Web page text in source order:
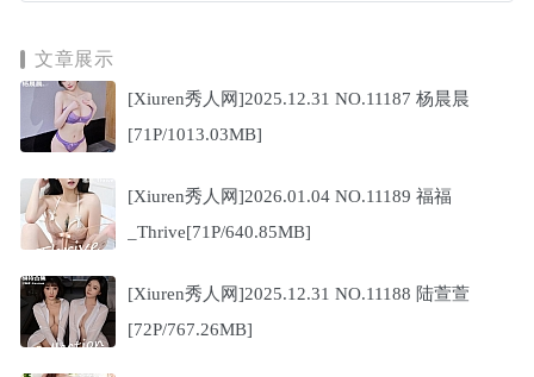
文章展示
[Xiuren秀人网]2025.12.31 NO.11187 杨晨晨
[71P/1013.03MB]
[Xiuren秀人网]2026.01.04 NO.11189 福福
_Thrive[71P/640.85MB]
[Xiuren秀人网]2025.12.31 NO.11188 陆萱萱
[72P/767.26MB]